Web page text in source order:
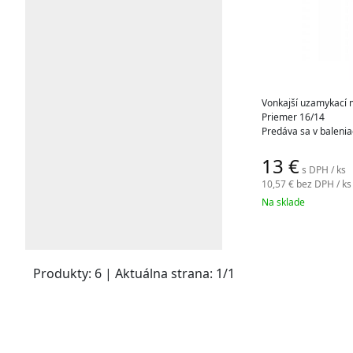
Vonkajší uzamykací
Priemer 16/14
Predáva sa v
Systém FAST LOCK
svorkového
rýchlym aj pri
13 €s DPH / ks
10,57 € bez DPH / ks
Na sklade
Produkty: 6 | Aktuálna strana: 1/1